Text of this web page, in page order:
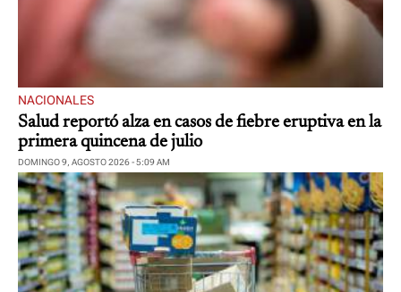
NACIONALES
Salud reportó alza en casos de fiebre eruptiva en la
primera quincena de julio
DOMINGO 9, AGOSTO 2026 - 5:09 AM